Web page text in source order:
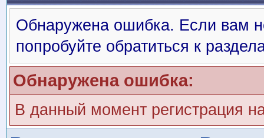
Обнаружена ошибка. Если вам
попробуйте обратиться к
Обнаружена ошибка:
В данный момент регистрация